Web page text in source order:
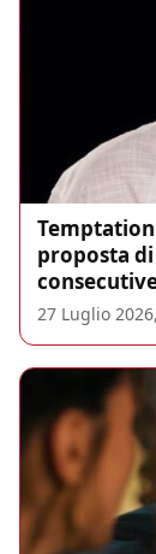
Temptation
proposta
27 Luglio